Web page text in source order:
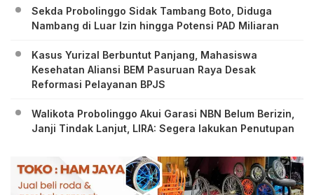
Sekda Probolinggo Sidak Tambang Boto, Diduga
Nambang di Luar Izin hingga Potensi PAD Miliaran
Kasus Yurizal Berbuntut Panjang, Mahasiswa
Kesehatan Aliansi BEM Pasuruan Raya Desak
Reformasi Pelayanan BPJS
Walikota Probolinggo Akui Garasi NBN Belum Berizin,
Janji Tindak Lanjut, LIRA: Segera lakukan Penutupan